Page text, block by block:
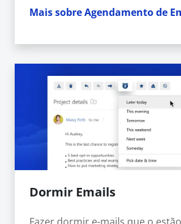
Mais sobre Agendamento de
Dormir Emails